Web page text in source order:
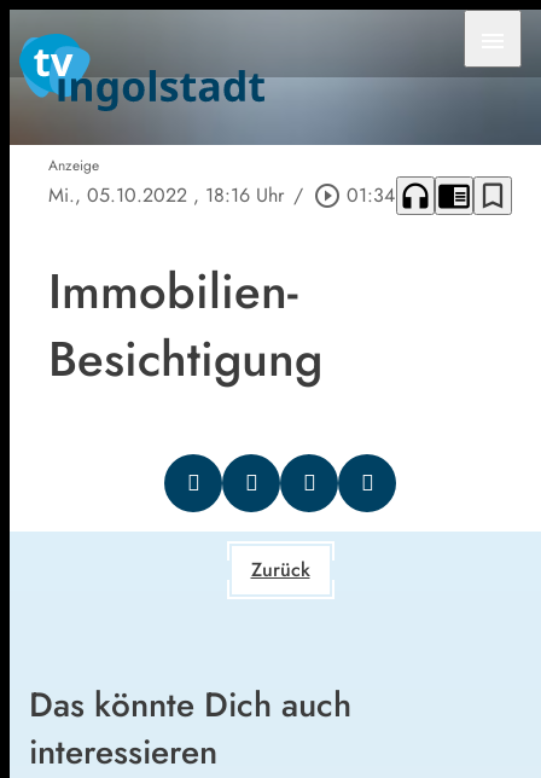
Anzeige
Mi., 05.10.2022 , 18:16 Uhr / play_circle_outline 01:34 headphones chrome_reader_mode bookmark_border
Immobilien-
Besichtigung
Zurück
Das könnte Dich auch
interessieren